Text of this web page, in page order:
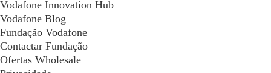
Vodafone Innovation Hub
Vodafone Blog
Fundação Vodafone
Contactar Fundação
Ofertas Wholesale